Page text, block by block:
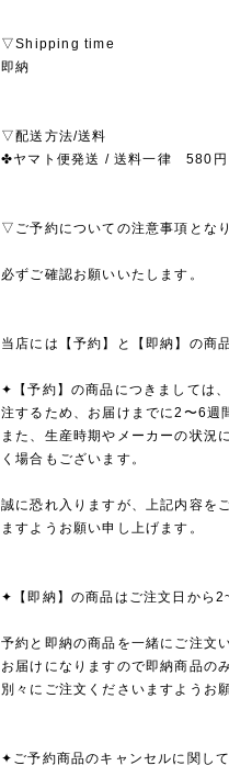
▽Shipping time
即納
▽配送方法/送料
✤ヤマト便発送 / 送料一律 580円
▽ご予約についての注意事項とな
必ずご確認お願いいたします。
当店には【予約】と【即納】の商
✦【予約】の商品につきましては
注するため、お届けまでに2〜6週
また、生産時期やメーカーの状況
く場合もございます。
誠に恐れ入りますが、上記内容を
ますようお願い申し上げます。
✦【即納】の商品はご注文日から
予約と即納の商品を一緒にご注文
お届けになりますので即納商品の
別々にご注文くださいますようお
✦ご予約商品のキャンセルに関して